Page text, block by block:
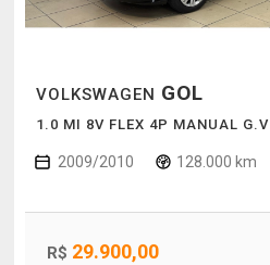
VOLKSWAGEN GOL
1.0 MI 8V FLEX 4P MANUAL G.V
2009/2010 128.000 km
R$ 29.900,00